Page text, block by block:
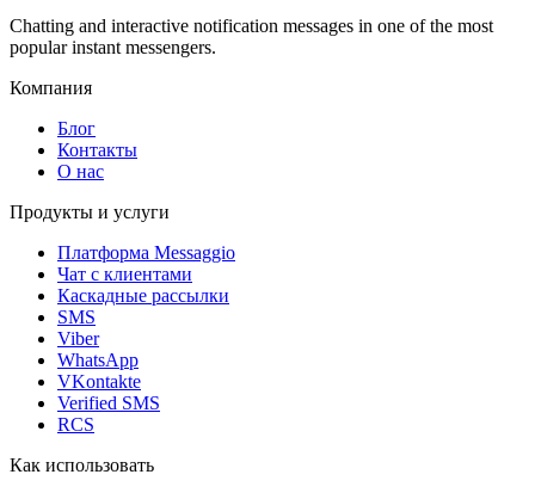
Chatting and interactive notification messages in one of the most
popular instant messengers.
Компания
Блог
Контакты
О нас
Продукты и услуги
Платформа Messaggio
Чат с клиентами
Каскадные рассылки
SMS
Viber
WhatsApp
VKontakte
Verified SMS
RCS
Как использовать